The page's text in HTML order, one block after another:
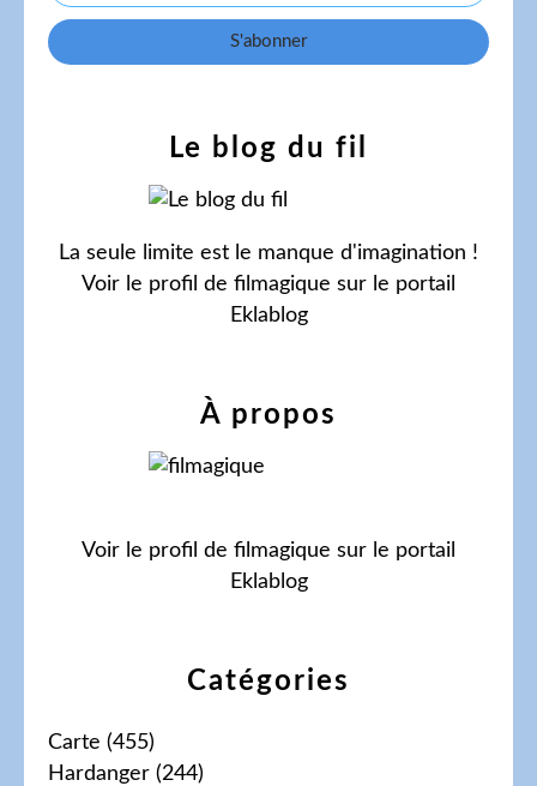
Catégories
Carte (455)
Hardanger (244)
Le blog du fil
La seule limite est le manque d'imagination !
Voir le profil de filmagique sur le portail
Eklablog
À propos
Voir le profil de filmagique sur le portail
Eklablog